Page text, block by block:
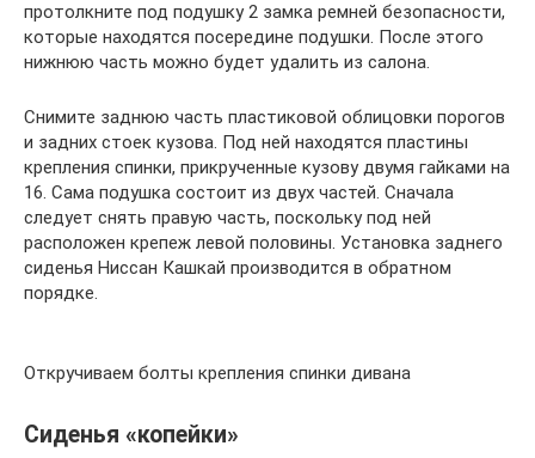
протолкните под подушку 2 замка ремней безопасности,
которые находятся посередине подушки. После этого
нижнюю часть можно будет удалить из салона.
Снимите заднюю часть пластиковой облицовки порогов
и задних стоек кузова. Под ней находятся пластины
крепления спинки, прикрученные кузову двумя гайками на
16. Сама подушка состоит из двух частей. Сначала
следует снять правую часть, поскольку под ней
расположен крепеж левой половины. Установка заднего
сиденья Ниссан Кашкай производится в обратном
порядке.
Откручиваем болты крепления спинки дивана
Сиденья «копейки»